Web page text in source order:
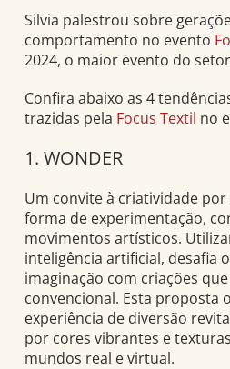
Silvia palestrou sobre
comportamento no evento
2024, o maior evento do
Confira abaixo as 4
trazidas pela Focus Textil no
1. WONDER
Um convite à criatividade
forma de experimentação,
movimentos artísticos.
inteligência artificial, desafia
imaginação com criações
convencional. Esta proposta
experiência de diversão
por cores vibrantes e
mundos real e virtual.